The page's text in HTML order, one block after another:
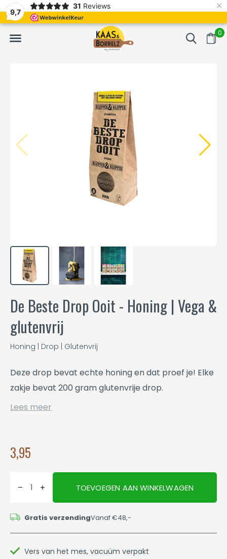
9,7
31 Reviews ×
0
Vaak volgende dag geleverd Gratis bezorgd
De Beste Drop Ooit - Honing | Vega &
glutenvrij
Honing | Drop | Glutenvrij
Deze drop bevat echte honing en dat proef je! Elke
zakje bevat 200 gram glutenvrije drop.
Lees meer
3,95
TOEVOEGEN AAN WINKELWAGEN
Gratis verzendingVanaf €48,-
Vers van het mes, vacuüm verpakt